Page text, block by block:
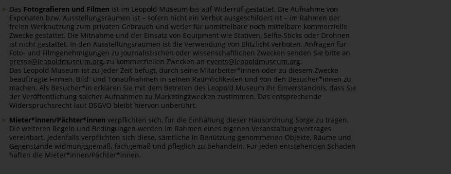
Das Fotografieren und Filmen ist im Leopold Museum bis auf Widerruf gestattet. Die Aufnahme von
Exponaten bzw. Ausstellungsräumen ist – sofern nicht ein Verbot ausgeschildert ist – im Rahmen der
freien Werknutzung zum privaten Gebrauch und weder für unmittelbare noch mittelbare kommerzielle
Zwecke gestattet. Die Mitnahme und der Einsatz von Equipment wie Stativen, Selfie-Sticks oder Drohnen
ist nicht gestattet. In den Ausstellungsräumen ist die Verwendung von Blitzlicht verboten. Anfragen für
Foto- und Filmgenehmigungen zu journalistischen oder wissenschaftlichen Zwecken senden Sie bitte an
presse@leopoldmuseum.org, zu kommerziellen Zwecken an events@leopoldmuseum.org.
Das Leopold Museum ist zu jeder Zeit befugt, durch seine Mitarbeiter*innen oder zu diesem Zwecke
beauftragte ­Firmen, Bild- und Tonaufnahmen in seinen Räumlichkeiten und von den Besucher*innen zu
machen. Als Besucher*in erklären Sie mit dem Betreten des Leopold Museum Ihr Einverständnis, dass Sie
der Veröffentlichung solcher Aufnahmen zu Marketingzwecken zustimmen. Das entsprechende
Widerspruchsrecht laut DSGVO bleibt hiervon unberührt.
Mieter*innen/Pächter*innen verpflichten sich, für die Einhaltung dieser Hausordnung Sorge zu tragen.
Die weiteren Regeln und Bedingungen werden im Rahmen eines eigenen Veranstaltungsvertrages
vereinbart. ­Jedenfalls verpflichten sich diese, sämtliche in Benützung genommenen Objekte, Räume und
Gegenstände widmungsgemäß, fachgemäß und pfleglich zu behandeln. Für jeden entstehenden Schaden
haften die ­Mieter*innen/Pächter*innen.